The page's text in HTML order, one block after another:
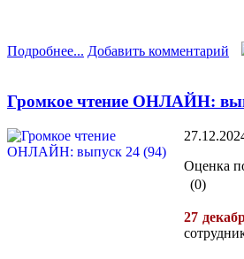
Подробнее... Добавить комментарий
Громкое чтение ОНЛАЙН:
Оценка
(0)
27